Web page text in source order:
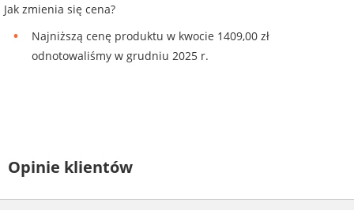
Jak zmienia się cena?
Najniższą cenę produktu w kwocie 1409,00 zł
odnotowaliśmy w grudniu 2025 r.
Opinie klientów